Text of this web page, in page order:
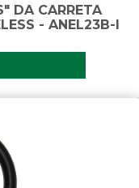
DA CARRETA
- ANEL23B-I